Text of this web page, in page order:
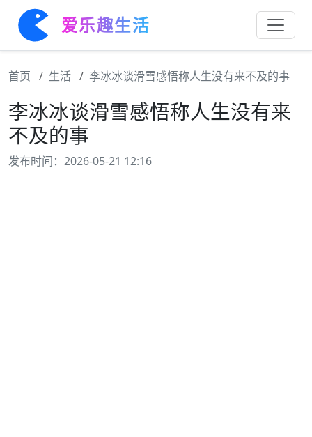
爱乐趣生活
首页 生活 李冰冰谈滑雪感悟称人生没有来不及的事
李冰冰谈滑雪感悟称人生没有来
不及的事
发布时间：2026-05-21 12:16